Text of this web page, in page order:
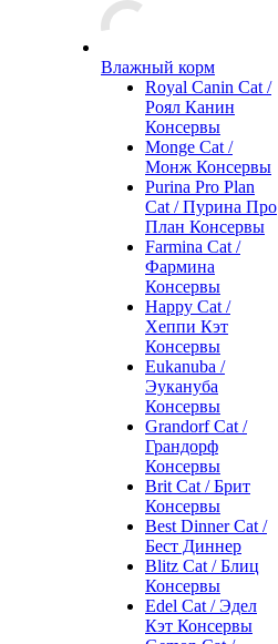
Влажный корм
Royal Canin Cat /
Роял Канин
Консервы
Monge Cat /
Монж Консервы
Purina Pro Plan
Cat / Пурина Про
План Консервы
Farmina Cat /
Фармина
Консервы
Happy Cat /
Хеппи Кэт
Консервы
Eukanuba /
Эукануба
Консервы
Grandorf Cat /
Грандорф
Консервы
Brit Cat / Брит
Консервы
Best Dinner Cat /
Бест Диннер
Blitz Cat / Блиц
Консервы
Edel Cat / Эдел
Кэт Консервы